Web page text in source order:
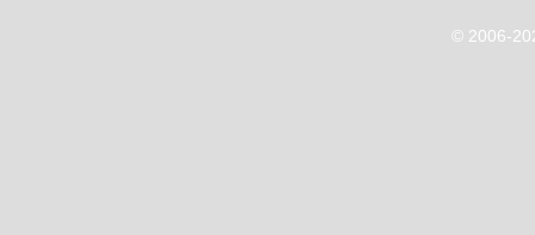
© 2006-